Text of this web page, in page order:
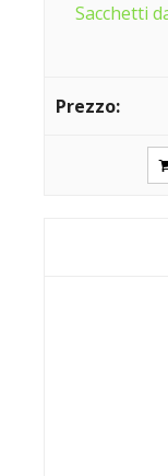
Sacchetti